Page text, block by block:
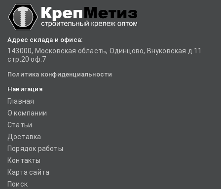
Адрес склада и офиса:
143000, Московская область, Одинцово, Внуковская д.11
стр.20 оф.7
Политика конфиденциальности
Навигация
Главная
О компании
Статьи
Доставка
Порядок работы
Контакты
Карта сайта
Поиск